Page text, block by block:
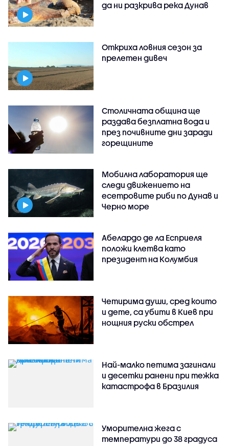
да ни разкрива река Дунав
Откриха ловния сезон за
прелетен дивеч
Столичната община ще
раздава безплатна вода и
през почивните дни заради
горещините
Мобилна лаборатория ще
следи движението на
есетровите риби по Дунав и
Черно море
Абелардо де ла Есприеля
положи клетва като
президент на Колумбия
Четирима души, сред които
и дете, са убити в Киев при
нощния руски обстрел
Най-малко петима загинали
и десетки ранени при тежка
катастрофа в Бразилия
Уморителна жега с
температури до 38 градуса